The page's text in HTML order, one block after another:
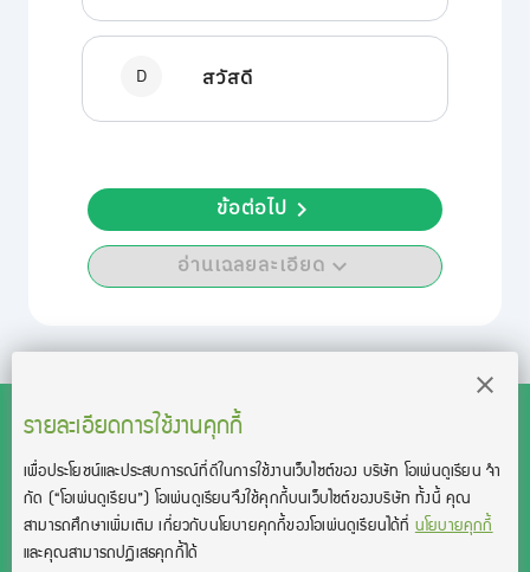
D สวัสดี
อ่านเฉลยละเอียด
ข้อต่อไป
รายละเอียดการใช้งานคุกกี้
เพื่อประโยชน์และประสบการณ์ที่ดีในการใช้งานเว็บไซต์ของ บริษัท โอเพ่นดูเรียน จํา
กัด (“โอเพ่นดูเรียน”)โอเพ่นดูเรียนจึงใช้คุกกี้บนเว็บไซต์ของบริษัท ทั้งนี้ คุณ
สามารถศึกษาเพิ่มเติม เกี่ยวกับนโยบายคุกกี้ของโอเพ่นดูเรียนได้ที่นโยบายคุกกี้
และคุณสามารถปฏิเสธคุกกี้ได้
สงวนลิขสิทธิ์โดย บริษัท โอเพ่นดูเรียน จำกัด 2021 ©︎ OpenDurian
Co., Ltd.
TOEIC® and TOEFL® are registered trademarks of Educational Testing